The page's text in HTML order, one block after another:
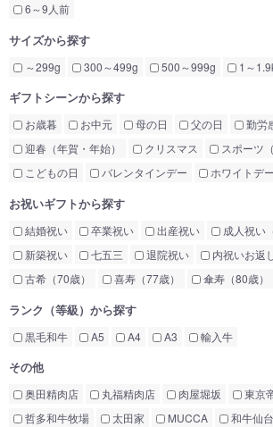
6～9人前
サイズから探す
～299g 300～499g 500～999g 1～
ギフトシーンから探す
お歳暮 お中元 母の日 父の日 勤労
迎春（年賀・年始）
クリスマス
スポーツ
こどもの日
バレンタインデー ホワイトデー
お祝いギフトから探す
結婚祝い 卒業祝い 出産祝い 成人祝い
新築祝い
七五三 退院祝い 内祝いお返
古希（70歳）
喜寿（77歳） 傘寿（80歳）
ランク（等級）から探す
黒毛和牛 A5 A4 A3 輸入牛
その他
奥田精肉店 丸福精肉店 肉屋堀坂
東京
哲多和牛牧場
太田家 MUCCA 和牛仙